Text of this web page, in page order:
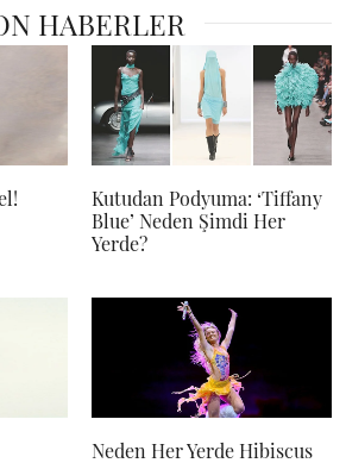
HABERLER
Kutudan Podyuma: ‘Tiffany
Blue’ Neden Şimdi Her
Yerde?
Neden Her Yerde Hibiscus